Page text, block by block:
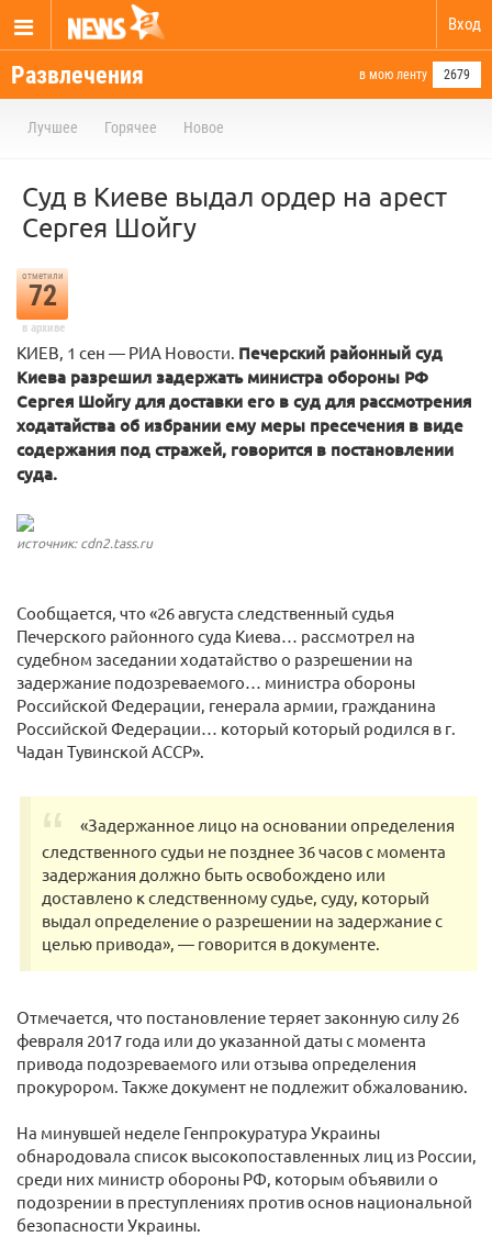
Вход
Развлечения в мою ленту 2679
Лучшее Горячее Новое
Суд в Киеве выдал ордер на арест
Сергея Шойгу
отметили
72
в архиве
КИЕВ, 1 сен — РИА Новости. Печерский районный суд
Киева разрешил задержать министра обороны РФ
Сергея Шойгу для доставки его в суд для рассмотрения
ходатайства об избрании ему меры пресечения в виде
содержания под стражей, говорится в постановлении
суда.
источник: cdn2.tass.ru
Сообщается, что «26 августа следственный судья
Печерского районного суда Киева… рассмотрел на
судебном заседании ходатайство о разрешении на
задержание подозреваемого… министра обороны
Российской Федерации, генерала армии, гражданина
Российской Федерации… который который родился в г.
Чадан Тувинской АССР».
«Задержанное лицо на основании определения
следственного судьи не позднее 36 часов с момента
задержания должно быть освобождено или
доставлено к следственному судье, суду, который
выдал определение о разрешении на задержание с
целью привода», — говорится в документе.
Отмечается, что постановление теряет законную силу 26
февраля 2017 года или до указанной даты с момента
привода подозреваемого или отзыва определения
прокурором. Также документ не подлежит обжалованию.
На минувшей неделе Генпрокуратура Украины
обнародовала список высокопоставленных лиц из России,
среди них министр обороны РФ, которым объявили о
подозрении в преступлениях против основ национальной
безопасности Украины.